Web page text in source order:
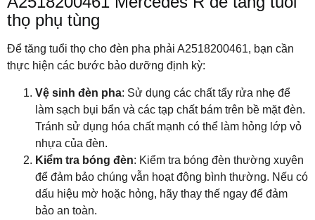
thọ phụ tùng
Để tăng tuổi thọ cho đèn pha phải A2518200461, bạn cần
thực hiện các bước bảo dưỡng định kỳ:
Vệ sinh đèn pha: Sử dụng các chất tẩy rửa nhẹ để
làm sạch bụi bẩn và các tạp chất bám trên bề mặt đèn.
Tránh sử dụng hóa chất mạnh có thể làm hỏng lớp vỏ
nhựa của đèn.
Kiểm tra bóng đèn: Kiểm tra bóng đèn thường xuyên
để đảm bảo chúng vẫn hoạt động bình thường. Nếu có
dấu hiệu mờ hoặc hỏng, hãy thay thế ngay để đảm
bảo an toàn.